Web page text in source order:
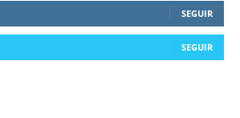
SEGUIR
SEGUIR